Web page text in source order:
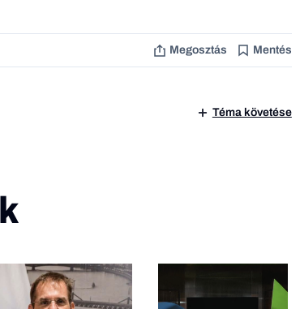
Megosztás Mentés
Téma követése